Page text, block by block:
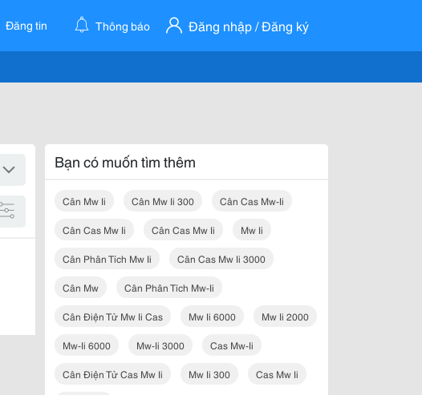
Đăng tin Thông báo Đăng nhập / Đăng ký
Bạn có muốn tìm thêm
Cân Mw Ii Cân Mw Ii 300 Cân Cas Mw-Ii
Cân Cas Mw Ii Cân Cas Mw Ii Mw Ii
Cân Phân Tích Mw Ii Cân Cas Mw Ii 3000
Cân Mw Cân Phân Tích Mw-Ii
Cân Điện Tử Mw Ii Cas Mw Ii 6000 Mw Ii 2000
Mw-Ii 6000 Mw-Ii 3000 Cas Mw-Ii
Cân Điện Tử Cas Mw Ii Mw Ii 300 Cas Mw Ii